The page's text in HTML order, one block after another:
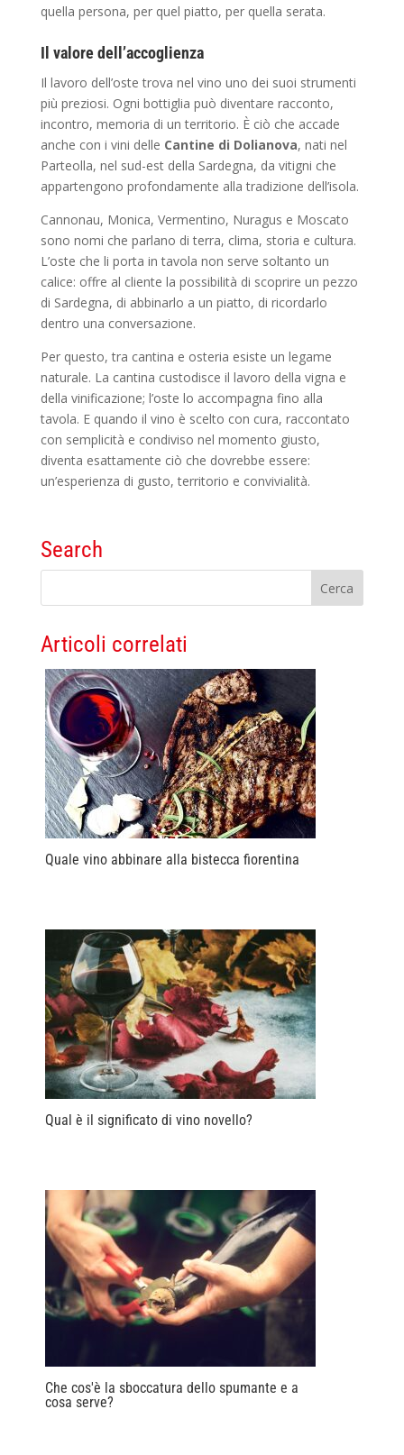
quella persona, per quel piatto, per quella serata.
Il valore dell’accoglienza
Il lavoro dell’oste trova nel vino uno dei suoi strumenti
più preziosi. Ogni bottiglia può diventare racconto,
incontro, memoria di un territorio. È ciò che accade
anche con i vini delle Cantine di Dolianova, nati nel
Parteolla, nel sud-est della Sardegna, da vitigni che
appartengono profondamente alla tradizione dell’isola.
Cannonau, Monica, Vermentino, Nuragus e Moscato
sono nomi che parlano di terra, clima, storia e cultura.
L’oste che li porta in tavola non serve soltanto un
calice: offre al cliente la possibilità di scoprire un pezzo
di Sardegna, di abbinarlo a un piatto, di ricordarlo
dentro una conversazione.
Per questo, tra cantina e osteria esiste un legame
naturale. La cantina custodisce il lavoro della vigna e
della vinificazione; l’oste lo accompagna fino alla
tavola. E quando il vino è scelto con cura, raccontato
con semplicità e condiviso nel momento giusto,
diventa esattamente ciò che dovrebbe essere:
un’esperienza di gusto, territorio e convivialità.
Search
Articoli correlati
Quale vino abbinare alla bistecca fiorentina
Qual è il significato di vino novello?
Che cos'è la sboccatura dello spumante e a
cosa serve?